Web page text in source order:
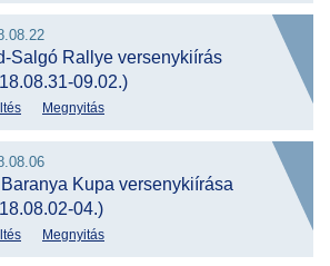
Salgó Rallye versenykiírás
09.02.)
Megnyitás
Baranya Kupa versenykiírása
04.)
Megnyitás